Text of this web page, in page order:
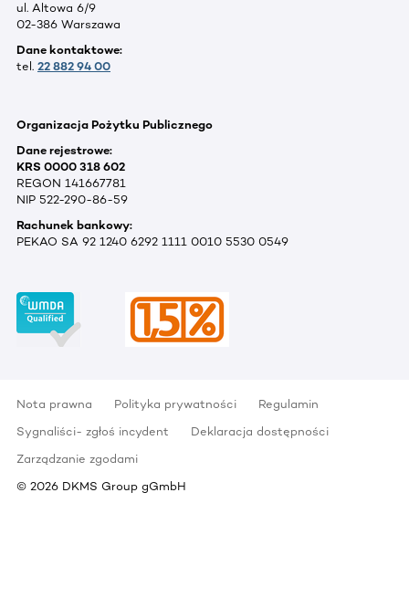
ul. Altowa 6/9
02-386 Warszawa
Dane kontaktowe:
tel. 22 882 94 00
Organizacja Pożytku Publicznego
Dane rejestrowe:
KRS 0000 318 602
REGON 141667781
NIP 522-290-86-59
Rachunek bankowy:
PEKAO SA 92 1240 6292 1111 0010 5530 0549
Nota prawna Polityka prywatności
Regulamin
Sygnaliści- zgłoś incydent
Deklaracja dostępności
Zarządzanie zgodami
© 2026 DKMS Group gGmbH